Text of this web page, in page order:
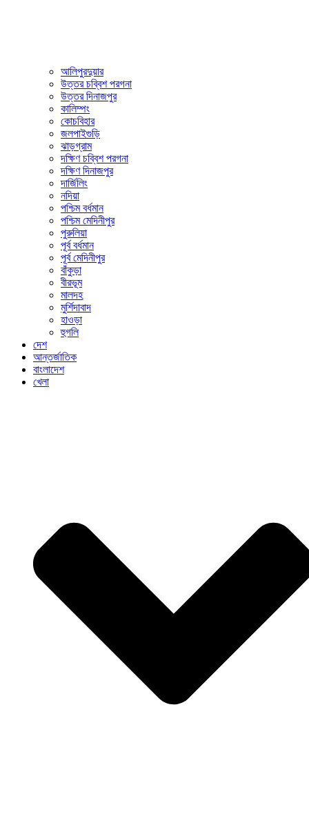
আলিপুরদুয়ার
উত্তর চব্বিশ পরগনা
উত্তর দিনাজপুর
কালিম্পং
কোচবিহার
জলপাইগুড়ি
ঝাড়গ্রাম
দক্ষিণ চব্বিশ পরগনা
দক্ষিণ দিনাজপুর
দার্জিলিং
নদিয়া
পশ্চিম বর্ধমান
পশ্চিম মেদিনীপুর
পুরুলিয়া
পূর্ব বর্ধমান
পূর্ব মেদিনীপুর
বাঁকুড়া
বীরভূম
মালদহ
মুর্শিদাবাদ
হাওড়া
হুগলি
দেশ
আন্তর্জাতিক
বাংলাদেশ
খেলা